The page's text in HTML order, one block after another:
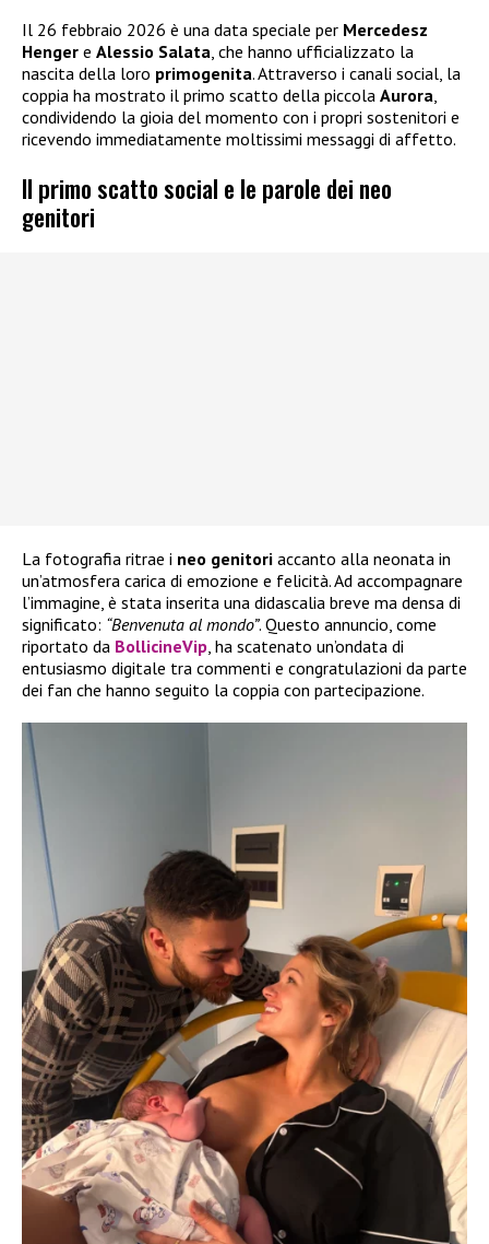
Il 26 febbraio 2026 è una data speciale per Mercedesz
Henger e Alessio Salata , che hanno ufficializzato la
nascita della loro primogenita. Attraverso i canali social, la
coppia ha mostrato il primo scatto della piccola Aurora
condividendo la gioia del momento con i propri sostenitori e
ricevendo immediatamente moltissimi messaggi di affetto.
Il primo scatto social e le parole dei neo
genitori
La fotografia ritrae i neo genitori accanto alla neonata in
un’atmosfera carica di emozione e felicità. Ad accompagnare
l’immagine, è stata inserita una didascalia breve ma densa di
significato: “Benvenuta al mondo”. Questo annuncio, come
riportato da BollicineVip, ha scatenato un’ondata di
entusiasmo digitale tra commenti e congratulazioni da parte
dei fan che hanno seguito la coppia con partecipazione.